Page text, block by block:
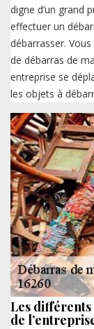
digne d’un grand
effectuer un
débarrasser.
de débarras de
entreprise se
les objets à
Les différents
de